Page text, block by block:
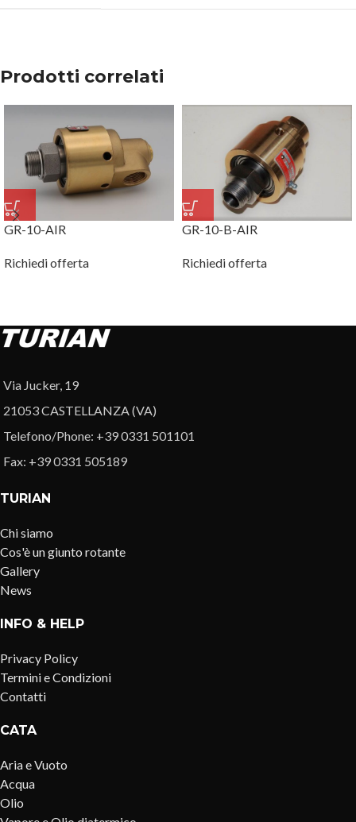
Prodotti correlati
GR-10-AIR
Richiedi offerta
GR-10-B-AIR
Richiedi offerta
Via Jucker, 19
21053 CASTELLANZA (VA)
Telefono/Phone: +39 0331 501101
Fax: +39 0331 505189
TURIAN
Chi siamo
Cos'è un giunto rotante
Gallery
News
INFO & HELP
Privacy Policy
Termini e Condizioni
Contatti
CATA
Aria e Vuoto
Acqua
Olio